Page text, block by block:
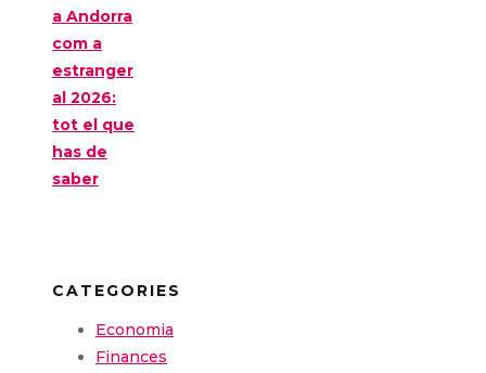
a Andorra
com a
estranger
al 2026:
tot el que
has de
saber
CATEGORIES
Economia
Finances